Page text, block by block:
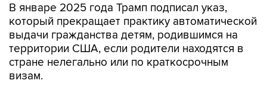
В январе 2025 года Трамп подписал указ,
который прекращает практику автоматической
выдачи гражданства детям, родившимся на
территории США, если родители находятся в
стране нелегально или по краткосрочным
визам.